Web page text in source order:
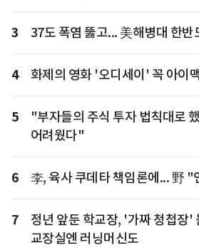
3 37도 폭염 뚫고... 美해병대 한반
4 화제의 영화 '오디세이' 꼭 아이
5
"부자들의 주식 투자 법칙대로
어려웠다"
6 李, 육사 쿠데타 책임론에... 野
7
정년 앞둔 학교장, '가짜 청첩장
교장실엔 러닝머신도